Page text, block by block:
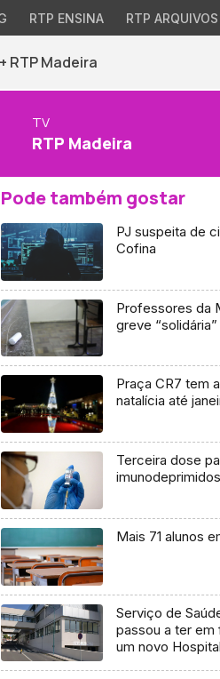
RTP ENSINA RTP ARQUIVOS
+ RTP Madeira
TV
RTP Madeira
Pode também gostar
PJ suspeita de
Cofina
Professores da
greve “solidária”
Praça CR7 tem
natalícia até
Terceira dose
Mais 71 alunos
Serviço de
passou a ter em
um novo